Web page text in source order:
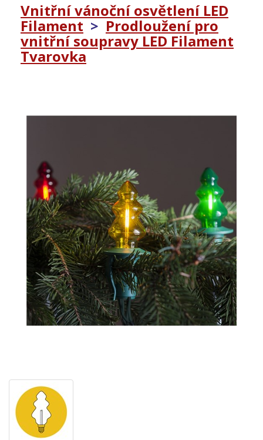
Vnitřní vánoční osvětlení LED
Filament > Prodloužení pro
vnitřní soupravy LED Filament
Tvarovka